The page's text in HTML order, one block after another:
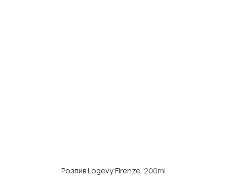
Розпив Logevy Firenze, 200ml